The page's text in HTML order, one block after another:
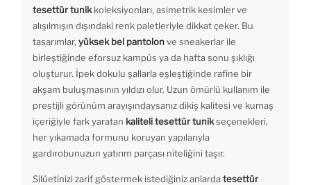
tesettür tunik koleksiyonları, asimetrik kesimler ve
alışılmışın dışındaki renk paletleriyle dikkat çeker. Bu
tasarımlar, yüksek bel pantolonve sneakerlar ile
birleştiğinde eforsuz kampüs ya da hafta sonu şıklığı
oluşturur. İpek dokulu şallarla eşleştiğinde rafine bir
akşam buluşmasının yıldızı olur. Uzun ömürlü kullanım ile
prestijli görünüm arayışındaysanız dikiş kalitesi ve kumaş
içeriğiyle fark yaratan kaliteli tesettür tunikseçenekleri,
her yıkamada formunu koruyan yapılarıyla
gardırobunuzun yatırım parçası niteliğini taşır.
Silüetinizi zarif göstermek istediğiniz anlardatesettür